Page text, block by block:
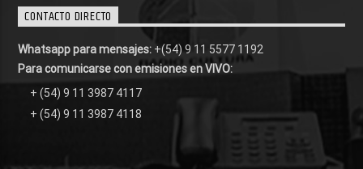
CONTACTO DIRECTO
Whatsapp para mensajes: +(54) 9 11 5577 1192
Para comunicarse con emisiones en VIVO:
+ (54) 9 11 3987 4117
+ (54) 9 11 3987 4118